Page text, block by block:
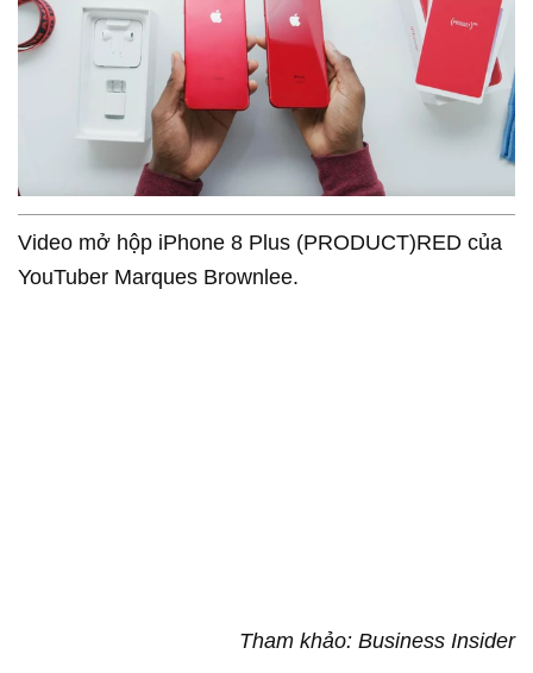
Video mở hộp iPhone 8 Plus (PRODUCT)RED của
YouTuber Marques Brownlee.
Tham khảo: Business Insider